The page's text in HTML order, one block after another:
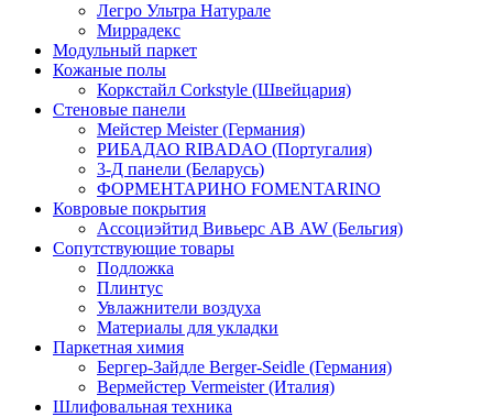
Легро Ультра Натурале
Миррадекс
Модульный паркет
Кожаные полы
Коркстайл Corkstyle (Швейцария)
Стеновые панели
Мейстер Meister (Германия)
РИБАДАО RIBADAO (Португалия)
3-Д панели (Беларусь)
ФОРМЕНТАРИНО FOMENTARINO
Ковровые покрытия
Ассоциэйтид Вивьерс АВ AW (Бельгия)
Сопутствующие товары
Подложка
Плинтус
Увлажнители воздуха
Материалы для укладки
Паркетная химия
Бергер-Зайдле Berger-Seidle (Германия)
Вермейстер Vermeister (Италия)
Шлифовальная техника